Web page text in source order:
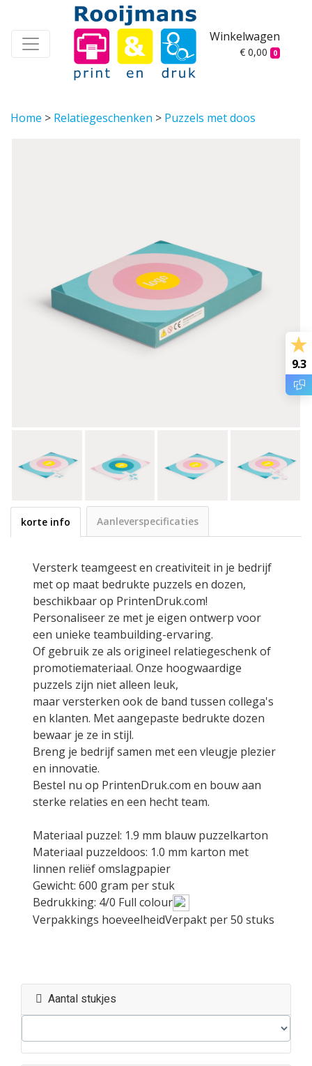
Winkelwagen
€ 0,00 0
Home > Relatiegeschenken > Puzzels met doos
korte info Aanleverspecificaties
Versterk teamgeest en creativiteit in je bedrijf
met op maat bedrukte puzzels en dozen,
beschikbaar op PrintenDruk.com!
Personaliseer ze met je eigen ontwerp voor
een unieke teambuilding-ervaring.
Of gebruik ze als origineel relatiegeschenk of
promotiemateriaal. Onze hoogwaardige
puzzels zijn niet alleen leuk,
maar versterken ook de band tussen collega's
en klanten. Met aangepaste bedrukte dozen
bewaar je ze in stijl.
Breng je bedrijf samen met een vleugje plezier
en innovatie.
Bestel nu op PrintenDruk.com en bouw aan
sterke relaties en een hecht team.
Materiaal puzzel: 1.9 mm blauw puzzelkarton
Materiaal puzzeldoos: 1.0 mm karton met
linnen reliëf omslagpapier
Gewicht: 600 gram per stuk
Bedrukking: 4/0 Full colour
Verpakkings hoeveelheidVerpakt per 50 stuks
Aantal stukjes
9.3